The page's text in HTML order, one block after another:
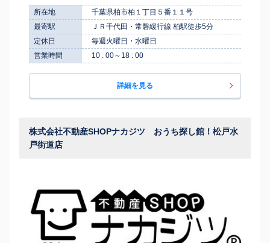
所在地
千葉県柏市柏１丁目５番１１号
最寄駅
ＪＲ千代田・常磐緩行線 柏駅徒歩5分
定休日
毎週火曜日・水曜日
営業時間
10 : 00～18 : 00
詳細を見る
株式会社不動産SHOPナカジツ おうち探し館！松戸水
戸街道店